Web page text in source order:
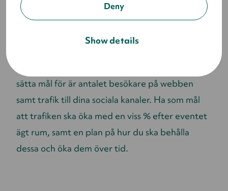
Deny
Show details
4. Ökad varumärkeskännedom
Det kan vara svårt att bevisa hur mycket ett
sätta mål för är antalet besökare på webben
samt trafik till dina sociala kanaler. Ha som mål
att trafiken ska öka med en viss % efter eventet
ägt rum, samt en plan på hur du ska behålla
dessa och öka dem över tid.